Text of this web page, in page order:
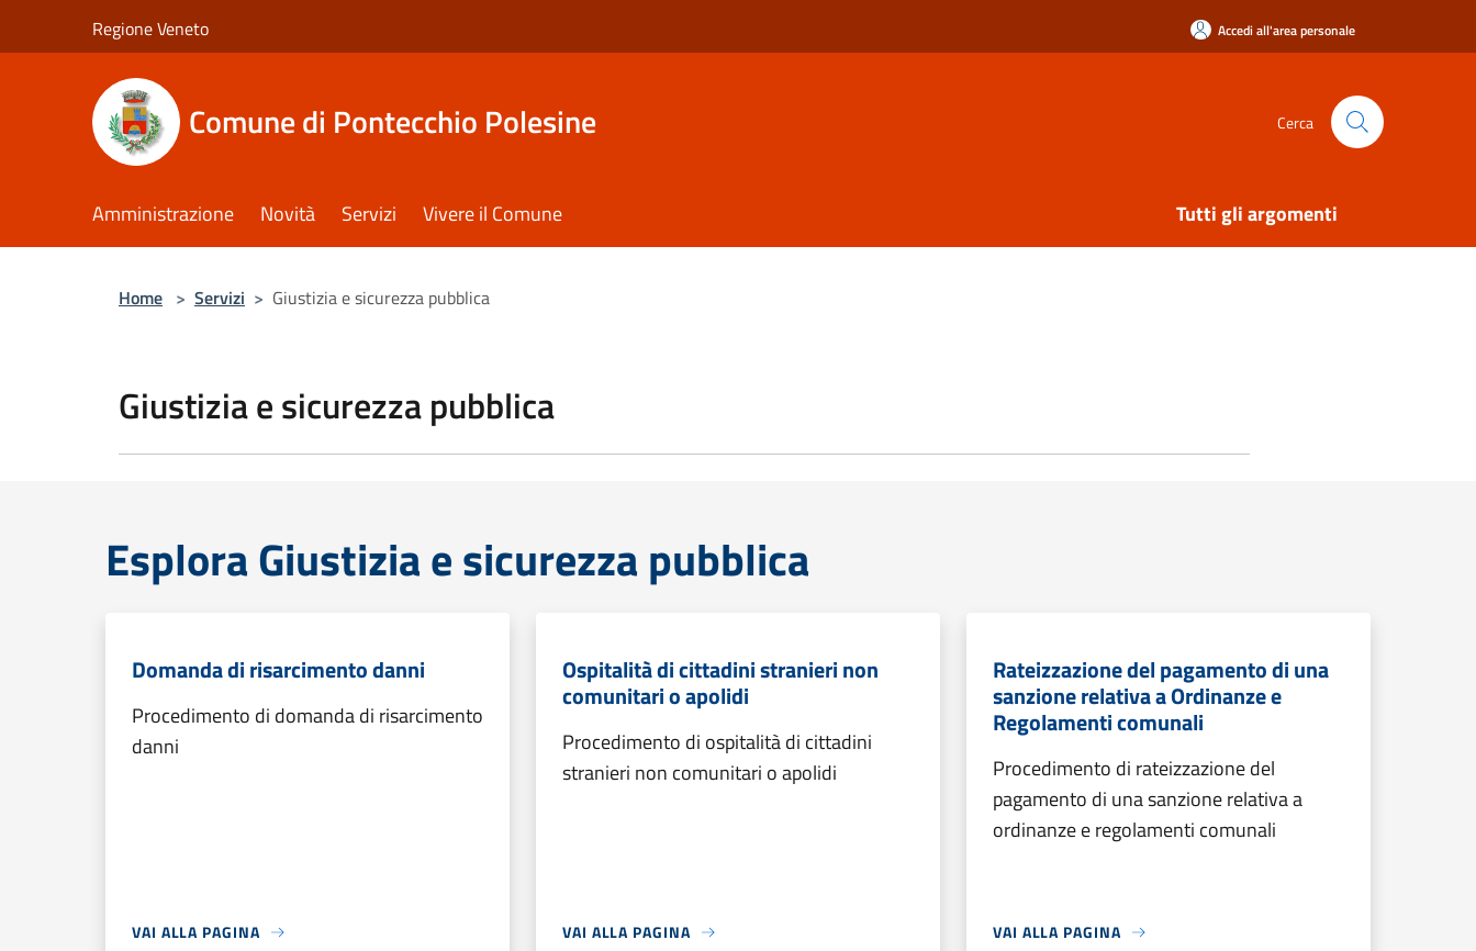
Regione Veneto Accedi all'area personale
Comune di Pontecchio Polesine Cerca
Amministrazione Novità Servizi Vivere il Comune Tutti gli argomenti
Home > Servizi > Giustizia e sicurezza pubblica
Giustizia e sicurezza pubblica
Esplora Giustizia e sicurezza pubblica
Domanda di risarcimento danni
Procedimento di domanda di risarcimento
danni
VAI ALLA PAGINA
Ospitalità di cittadini stranieri non
comunitari o apolidi
Procedimento di ospitalità di cittadini
stranieri non comunitari o apolidi
VAI ALLA PAGINA
Rateizzazione del pagamento di una
sanzione relativa a Ordinanze e
Regolamenti comunali
Procedimento di rateizzazione del
pagamento di una sanzione relativa a
ordinanze e regolamenti comunali
VAI ALLA PAGINA